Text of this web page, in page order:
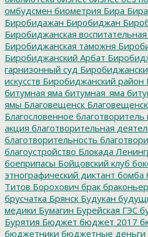
омбудсмен биометрия Бира
Биробидажан Биробиджан
Биробиджанская
Биробиджанская таможня
Биробиджанский Арбат
гарнизонный суд
искусств Биробиджанский район
битумная яма битумная_яма
ямы Благовещенск
Благословенное благотворитель
акция благотворительная
благотворительность
благоустройство Блокада
боеприпасы Бойцовский клуб
этнографический диктант бомба
Титов Борохович брак браконьер
брусчатка Брянск Будукан
медики Бумагин Бурейская ГЭС
Бурятия Бюджет бюджет 2017
бюджетники бюджетные деньги